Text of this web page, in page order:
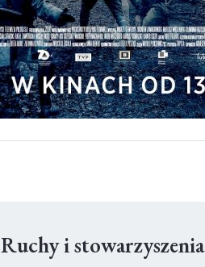
Ruchy i stowarzyszenia